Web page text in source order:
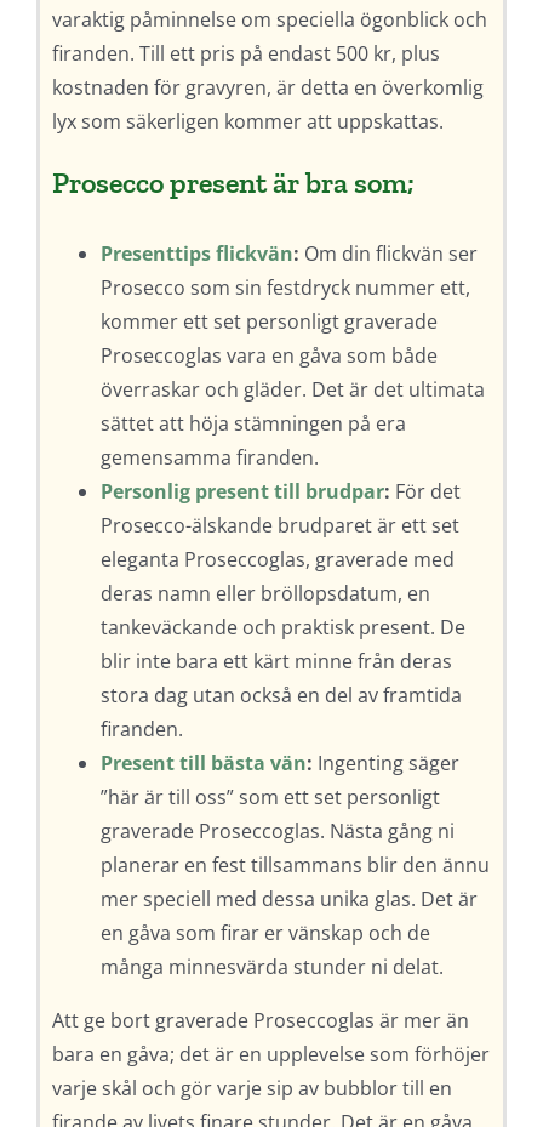
varaktig påminnelse om speciella ögonblick och
firanden. Till ett pris på endast 500 kr, plus
kostnaden för gravyren, är detta en överkomlig
lyx som säkerligen kommer att uppskattas.
Prosecco present är bra som;
Presenttips flickvän: Om din flickvän ser
Prosecco som sin festdryck nummer ett,
kommer ett set personligt graverade
Proseccoglas vara en gåva som både
överraskar och gläder. Det är det ultimata
sättet att höja stämningen på era
gemensamma firanden.
Personlig present till brudpar: För det
Prosecco-älskande brudparet är ett set
eleganta Proseccoglas, graverade med
deras namn eller bröllopsdatum, en
tankeväckande och praktisk present. De
blir inte bara ett kärt minne från deras
stora dag utan också en del av framtida
firanden.
Present till bästa vän: Ingenting säger
”här är till oss” som ett set personligt
graverade Proseccoglas. Nästa gång ni
planerar en fest tillsammans blir den ännu
mer speciell med dessa unika glas. Det är
en gåva som firar er vänskap och de
många minnesvärda stunder ni delat.
Att ge bort graverade Proseccoglas är mer än
bara en gåva; det är en upplevelse som förhöjer
varje skål och gör varje sip av bubblor till en